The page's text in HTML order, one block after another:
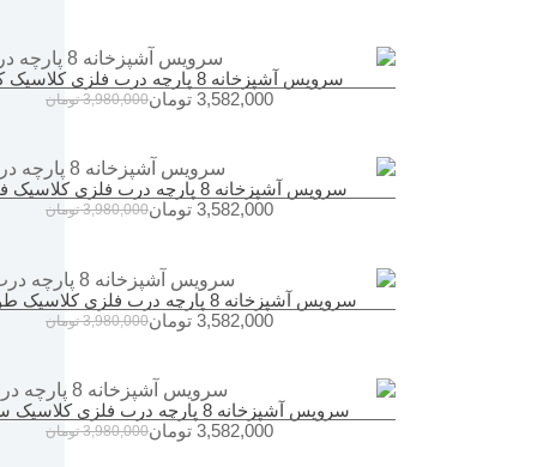
سرویس آشپزخانه 8 پارچه درب فلزی کلاسیک کرم
3,980,000 تومان 3,582,000 تومان
سرویس آشپزخانه 8 پارچه درب فلزی کلاسیک فیلی
3,980,000 تومان 3,582,000 تومان
سرویس آشپزخانه 8 پارچه درب فلزی کلاسیک طوسی
3,980,000 تومان 3,582,000 تومان
سرویس آشپزخانه 8 پارچه درب فلزی کلاسیک سفید
3,980,000 تومان 3,582,000 تومان